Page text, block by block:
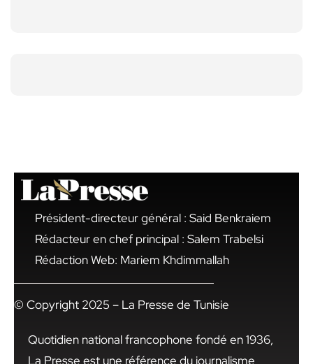
Président-directeur général : Said Benkraiem
Rédacteur en chef principal : Salem Trabelsi
Rédaction Web: Mariem Khdimmallah
© Copyright 2025 – La Presse de Tunisie
Quotidien national francophone fondé en 1936,
La Presse est une référence du journalisme